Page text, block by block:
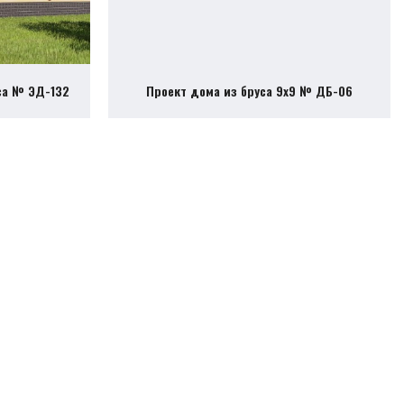
№ ЭД-132 Проект дома из бруса 9х9 № ДБ-06